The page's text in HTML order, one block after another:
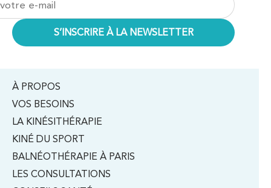
À PROPOS
VOS BESOINS
LA KINÉSITHÉRAPIE
KINÉ DU SPORT
BALNÉOTHÉRAPIE À PARIS
LES CONSULTATIONS